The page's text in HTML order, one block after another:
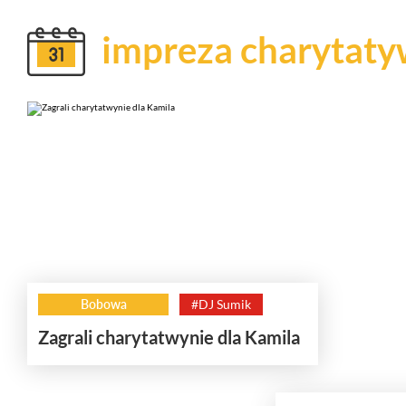
impreza
Bobowa #DJ Sumik
Zagrali charytatwynie dla Kamila